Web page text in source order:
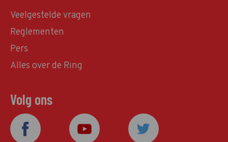
Veelgestelde vragen
Reglementen
Pers
Alles over de Ring
Volg ons